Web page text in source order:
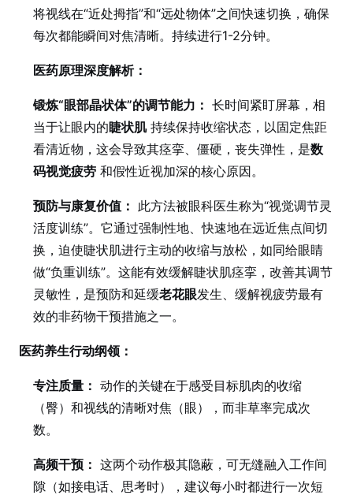
将视线在“近处拇指”和“远处物体”之间快速切换，确保
每次都能瞬间对焦清晰。持续进行1-2分钟。
医药原理深度解析：
锻炼“眼部晶状体”的调节能力： 长时间紧盯屏幕，相
当于让眼内的睫状肌持续保持收缩状态，以固定焦距
看清近物，这会导致其痉挛、僵硬，丧失弹性，是数
码视觉疲劳 和假性近视加深的核心原因。
预防与康复价值： 此方法被眼科医生称为“视觉调节灵
活度训练”。它通过强制性地、快速地在远近焦点间切
换，迫使睫状肌进行主动的收缩与放松，如同给眼睛
做“负重训练”。这能有效缓解睫状肌痉挛，改善其调节
灵敏性，是预防和延缓老花眼发生、缓解视疲劳最有
效的非药物干预措施之一。
医药养生行动纲领：
专注质量： 动作的关键在于感受目标肌肉的收缩
（臀）和视线的清晰对焦（眼），而非草率完成次
数。
高频干预： 这两个动作极其隐蔽，可无缝融入工作间
隙（如接电话、思考时），建议每小时都进行一次短